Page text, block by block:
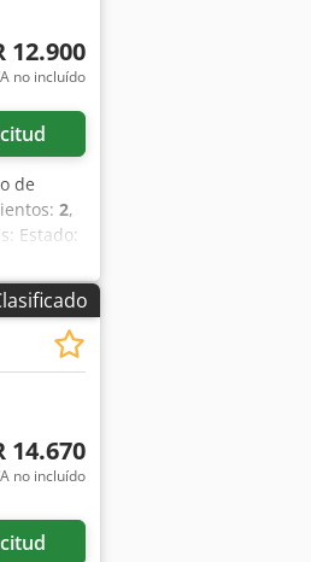
12.900
no incluído
de
2,
Estado:
todas
recogida
Pedir más fotos
14.670
no incluído